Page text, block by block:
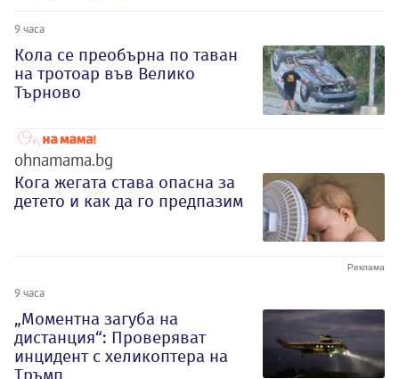
9 часа
Кола се преобърна по таван
на тротоар във Велико
Търново
ohnamama.bg
Кога жегата става опасна за
детето и как да го предпазим
9 часа
„Моментна загуба на
дистанция“: Проверяват
инцидент с хеликоптера на